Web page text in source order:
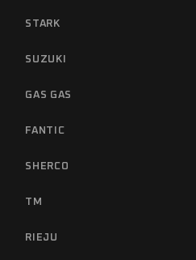
STARK
SUZUKI
GAS GAS
FANTIC
SHERCO
TM
RIEJU